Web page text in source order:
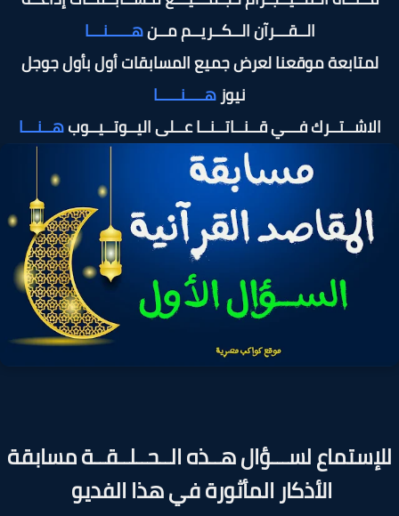
الــقـــرآن الــكــريــم مــنهـــــنـــا
لمتابعة موقعنا لعرض جميع المسابقات أول بأول جوجل
نيوزهــــنـــــا
الاشــتــرك فـــي قــنــاتــنــا عــلى اليــوتــيــوبهــنـــا
لســـؤال هــذه الــحــلــقــة مسابقة
الأذكار المأثورة في هذا الفديو